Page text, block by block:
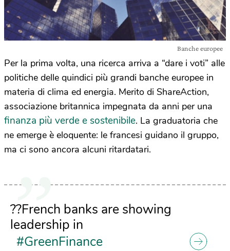
Banche europee
Per la prima volta, una ricerca arriva a “dare i voti” alle
politiche delle quindici più grandi banche europee in
materia di clima ed energia. Merito di ShareAction,
associazione britannica impegnata da anni per una
finanza più verde e sostenibile. La graduatoria che
ne emerge è eloquente: le francesi guidano il gruppo,
ma ci sono ancora alcuni ritardatari.
??French banks are showing
leadership in
#GreenFinance